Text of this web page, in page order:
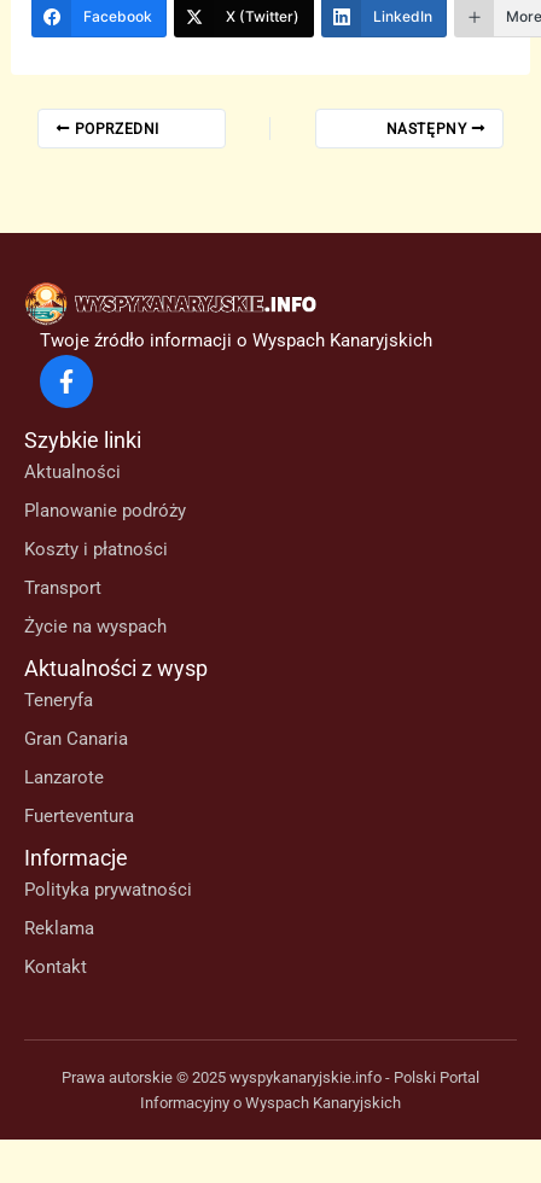
Facebook X (Twitter) LinkedIn
POPRZEDNI NASTĘPNY
Twoje źródło informacji o Wyspach Kanaryjskich
Szybkie linki
Aktualności
Planowanie podróży
Koszty i płatności
Transport
Życie na wyspach
Aktualności z wysp
Teneryfa
Gran Canaria
Lanzarote
Fuerteventura
Informacje
Polityka prywatności
Reklama
Kontakt
Prawa autorskie © 2025 wyspykanaryjskie.info - Polski Portal
Informacyjny o Wyspach Kanaryjskich